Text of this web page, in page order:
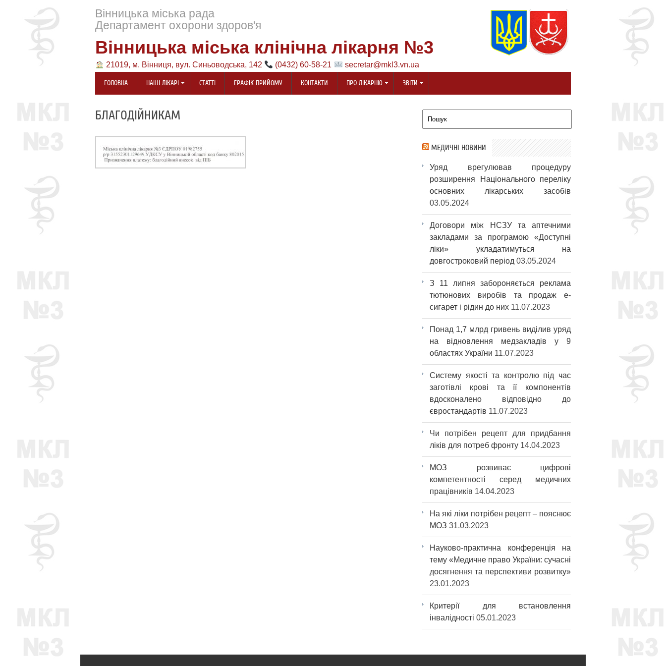
Вінницька міська рада
Департамент охорони здоров'я
Вінницька міська клінічна лікарня №3
21019, м. Вінниця, вул. Синьоводська, 142 (0432) 60-58-21 secretar@mkl3.vn.ua
ГОЛОВНА НАШІ ЛІКАРІ СТАТТІ ГРАФІК ПРИЙОМУ КОНТАКТИ ПРО ЛІКАРНЮ ЗВІТИ
БЛАГОДІЙНИКАМ
МЕДИЧНІ НОВИНИ
Уряд врегулював процедуру
розширення Національного переліку
основних лікарських засобів
03.05.2024
Договори між НСЗУ та аптечними
закладами за програмою «Доступні
ліки» укладатимуться на
довгостроковий період 03.05.2024
З 11 липня забороняється реклама
тютюнових виробів та продаж е-
сигарет і рідин до них 11.07.2023
Понад 1,7 млрд гривень виділив уряд
на відновлення медзакладів у 9
областях України 11.07.2023
Систему якості та контролю під час
заготівлі крові та її компонентів
вдосконалено відповідно до
євростандартів 11.07.2023
Чи потрібен рецепт для придбання
ліків для потреб фронту 14.04.2023
МОЗ розвиває цифрові
компетентності серед медичних
працівників 14.04.2023
На які ліки потрібен рецепт – пояснює
МОЗ 31.03.2023
Науково-практична конференція на
тему «Медичне право України: сучасні
досягнення та перспективи розвитку»
23.01.2023
Критерії для встановлення
інвалідності 05.01.2023